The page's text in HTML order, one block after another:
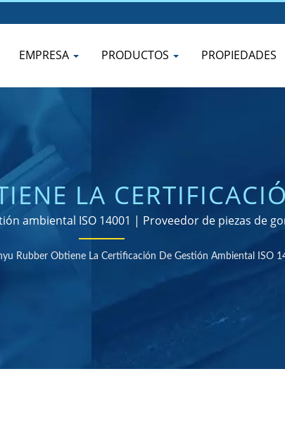
EMPRESA PRODUCTOS PROPIEDADES
LA
| MÁS DE 40 AÑOS
PRODUCTOS DE
ambiental ISO 14001 | Proveedor de piezas de
Rubber Obtiene La Certificación De Gestión Ambiental ISO